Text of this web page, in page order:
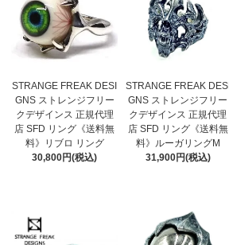
STRANGE FREAK DESI
GNS ストレンジフリー
クデザインス 正規代理
店 SFD リング《送料無
料》リブロ リング
30,800円(税込)
STRANGE FREAK DESI
GNS ストレンジフリー
クデザインス 正規代理
店 SFD リング《送料無
料》ルーガリングM
31,900円(税込)